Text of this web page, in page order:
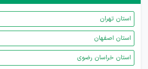
استان تهران
استان اصفهان
استان خراسان رضوی